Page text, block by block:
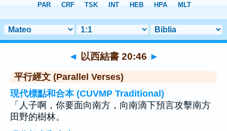
章 20> 聖經金句 46
◄ 以西結書 20:46 ►
平行經文 (Parallel Verses)
現代標點和合本 (CUVMP Traditional)
「人子啊，你要面向南方，向南滴下預言攻擊南方
田野的樹林。